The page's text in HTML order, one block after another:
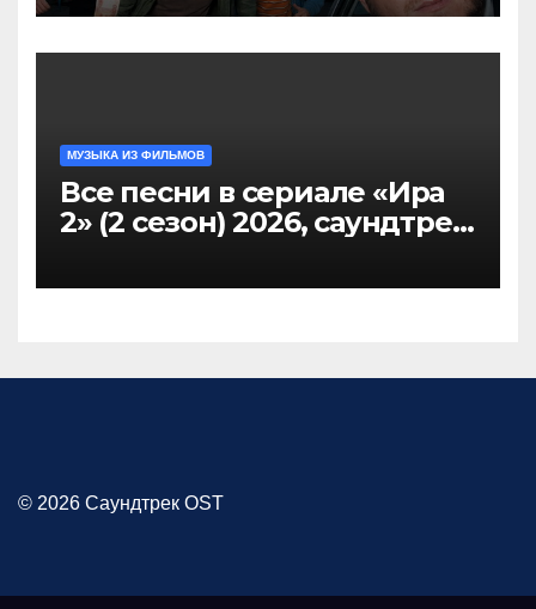
МУЗЫКА ИЗ ФИЛЬМОВ
Все песни в сериале «Ира
2» (2 сезон) 2026, саундтрек
© 2026 Саундтрек OST